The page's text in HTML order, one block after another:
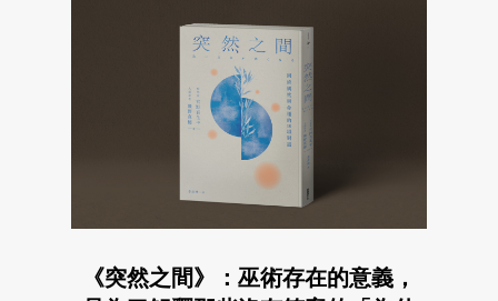
《突然之間》：巫術存在的意義，